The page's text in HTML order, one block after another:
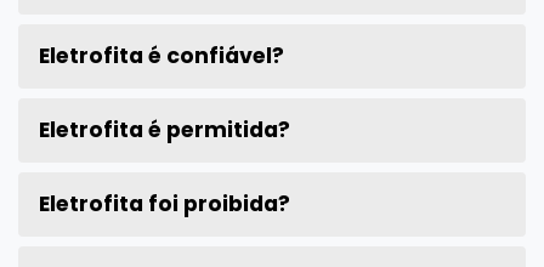
Eletrofita é confiável?
Eletrofita é permitida?
Eletrofita foi proibida?